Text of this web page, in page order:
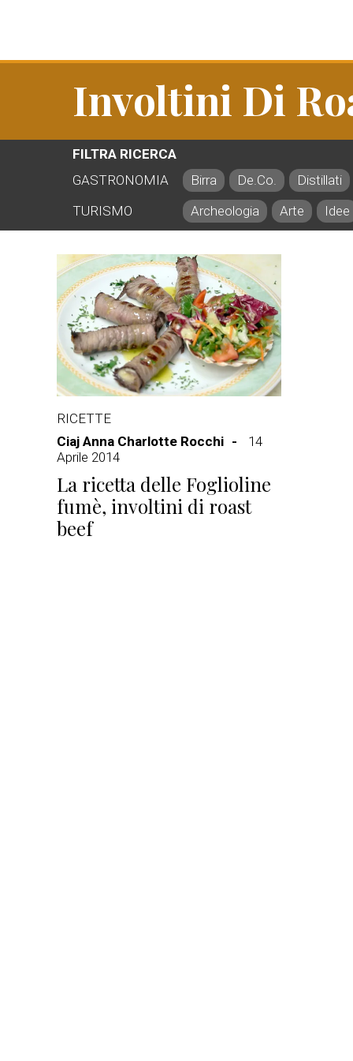
Involtini Di
FILTRA RICERCA
GASTRONOMIA
Birra De.Co.
Distillati
TURISMO
Archeologia Arte Idee
RICETTE
Ciaj Anna Charlotte Rocchi
14
Aprile 2014
La ricetta delle Foglioline
fumè, involtini di roast
beef